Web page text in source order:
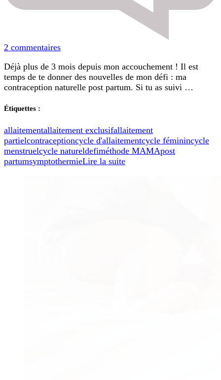
2 commentairessur
l’allaitement
exclusif
Déjà plus de 3 mois depuis mon accouchement ! Il est
temps de te donner des nouvelles de mon défi : ma
contraception naturelle post partum. Si tu as suivi …
Étiquettes :
allaitementallaitement exclusifallaitement
partielcontraceptioncycle d'allaitementcycle féminincycle
menstruelcycle natureldefiméthode MAMApost
partumsymptothermieLire la suite